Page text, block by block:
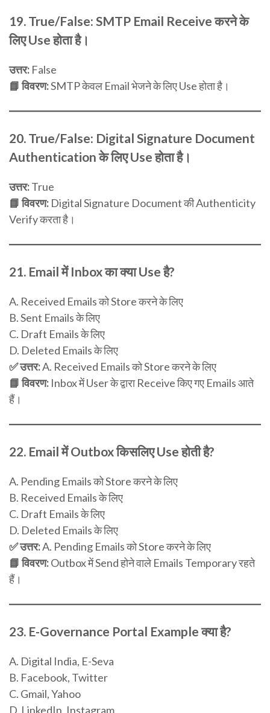
19. True/False: SMTP Email Receive करने के
लिए Use होता है।
उत्तर: False
📘 विवरण:SMTP केवल Email भेजने के लिए Use होता है।
20. True/False: Digital Signature Document
Authentication के लिए Use होता है।
उत्तर:True
📘 विवरण: Digital Signature Document की Authenticity
Verify करता है।
21. Email में Inbox का क्या Use है?
A. Received Emails को Store करने के लिए
B. Sent Emails के लिए
C. Draft Emails के लिए
D. Deleted Emails के लिए
✅ उत्तर:A. Received Emails को Store करने के लिए
📘 विवरण: Inbox में User के द्वारा Receive किए गए Emails आते
हैं।
22. Email में Outbox किसलिए Use होती है?
A. Pending Emails को Store करने के लिए
B. Received Emails के लिए
C. Draft Emails के लिए
D. Deleted Emails के लिए
✅ उत्तर:A. Pending Emails को Store करने के लिए
📘 विवरण:Outbox में Send होने वाले Emails Temporary रहते
हैं।
23. E-Governance Portal Example क्या है?
A. Digital India, E-Seva
B. Facebook, Twitter
C. Gmail, Yahoo
D. LinkedIn, Instagram